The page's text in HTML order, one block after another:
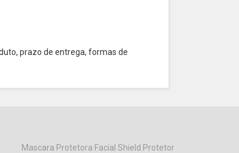
prazo de entrega, formas de
Mascara Protetora Facial Shield Protetor